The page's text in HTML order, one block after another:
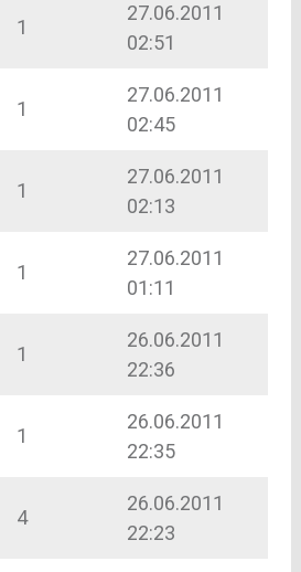
1
27.06.2011
02:51
1
27.06.2011
02:45
1
27.06.2011
02:13
1
27.06.2011
01:11
1
26.06.2011
22:36
1
26.06.2011
22:35
4
26.06.2011
22:23